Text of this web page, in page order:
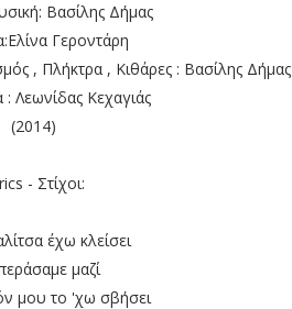
Βασίλης Δήμας
Γεροντάρη
, Πλήκτρα , Κιθάρες : Βασίλης Δήμας
: Λεωνίδας Κεχαγιάς
(2014)
- Στίχοι:
έχω κλείσει
μαζί
μου το 'χω σβήσει